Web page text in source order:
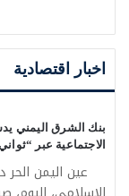
اخبار اقتصادية
بنك الشرق اليمني
الاجتماعية عبر
عين اليمن الحر